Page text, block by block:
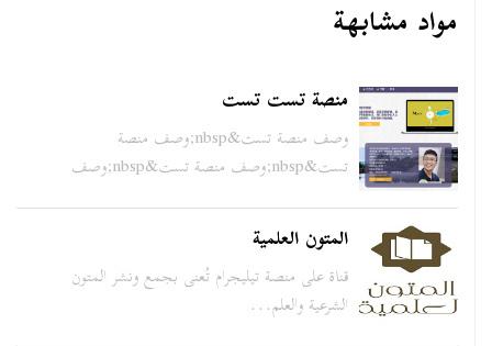
مواد مشابهة
منصة تست تست
وصف منصة تست&nbsp;وصف منصة
تست&nbsp;وصف منصة تست&nbsp;وصف
المتون العلمية
قناة على منصة تيليجرام تُعنى بجمع ونشر المتون
الشرعية والعلم...